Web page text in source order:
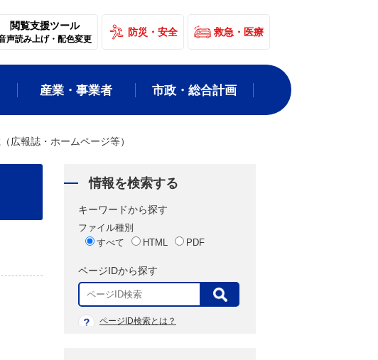
閲覧支援ツール
声読み上げ・配色変更
防災・安全 救急・医療
産業・事業者 市政・総合計画
広報誌・ホームページ等）
情報を検索する
キーワードから探す
ファイル種別
すべて
HTML PDF
ページIDから探す
表
ページID検索とは？